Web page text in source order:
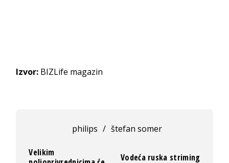
Izvor: BIZLife magazin
philips / štefan somer
Velikim
Vodeća ruska striming